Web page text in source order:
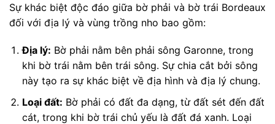
Sự khác biệt độc đáo giữa bờ phải và bờ trái Bordeaux
đối với địa lý và vùng trồng nho bao gồm:
Địa lý: Bờ phải nằm bên phải sông Garonne, trong
khi bờ trái nằm bên trái sông. Sự chia cắt bởi sông
này tạo ra sự khác biệt về địa hình và địa lý chung.
Loại đất: Bờ phải có đất đa dạng, từ đất sét đến đất
cát, trong khi bờ trái chủ yếu là đất đá xanh. Loại